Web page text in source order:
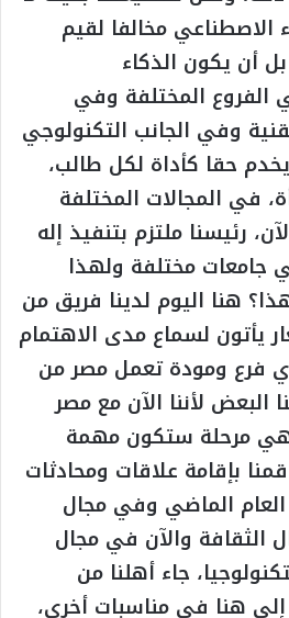
الاصطناعي مخالفا لقيم
أن يكون الذكاء
الفروع المختلفة وفي
وفي الجانب التكنولوجي
حقا كأداة لكل طالب،
في المجالات المختلفة
رئيسنا ملتزم بتنفيذ إله
جامعات مختلفة ولهذا
هنا اليوم لدينا فريق من
لسماع مدى الاهتمام
فرع ومودة تعمل مصر من
البعض لأننا الآن مع مصر
مرحلة ستكون مهمة
بإقامة علاقات ومحادثات
الماضي وفي مجال
الثقافة والآن في مجال
جاء أهلنا من
إلى هنا في مناسبات أخرى،